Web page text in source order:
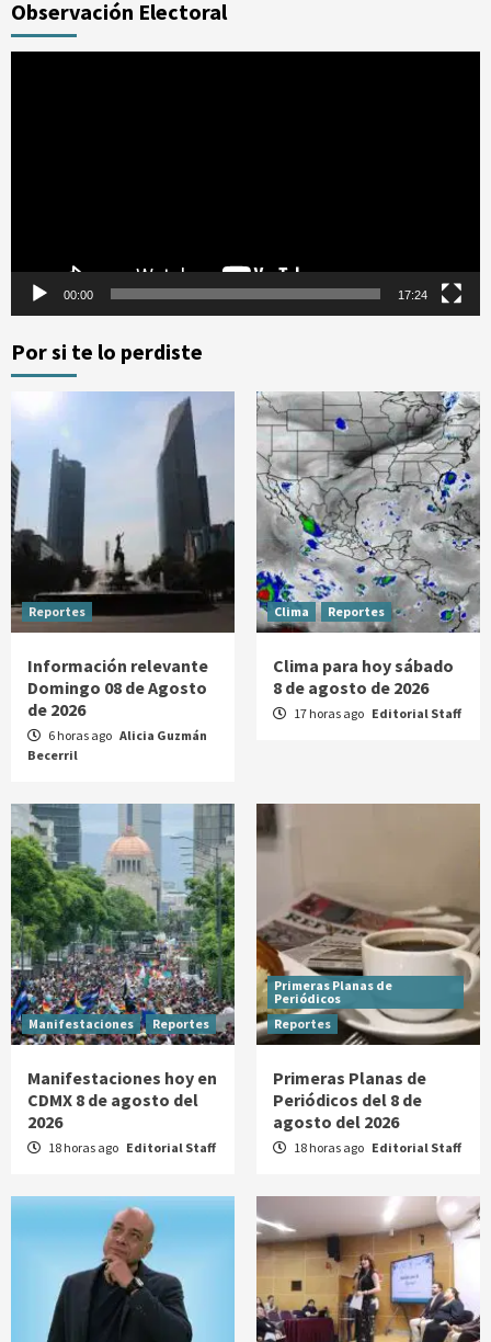
Observación Electoral
00:00 17:24
Por si te lo perdiste
Reportes
Información relevante
Domingo 08 de Agosto
de 2026
6 horas ago Alicia Guzmán
Becerril
Clima Reportes
Clima para hoy sábado
8 de agosto de 2026
17 horas ago Editorial Staff
Manifestaciones Reportes
Manifestaciones hoy en
CDMX 8 de agosto del
2026
18 horas ago Editorial Staff
Primeras Planas de
Periódicos
Reportes
Primeras Planas de
Periódicos del 8 de
agosto del 2026
18 horas ago Editorial Staff